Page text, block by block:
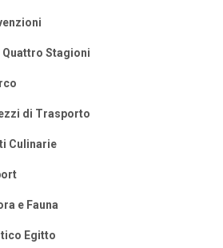
Stagioni
di Trasporto
Culinarie
e Fauna
Egitto